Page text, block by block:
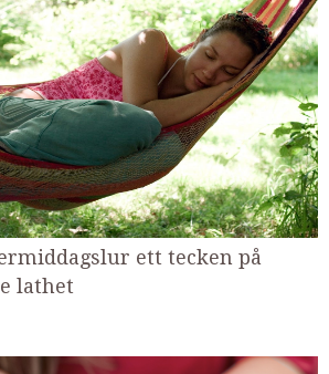
ett tecken på
lathet